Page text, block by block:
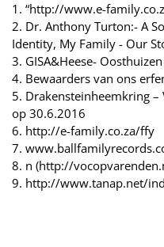
1. “http://www.e-
2. Dr. Anthony Turton:- A
Identity, My Family - Our
3. GISA&Heese-
4. Bewaarders van ons
5. Drakensteinheemkring –
op 30.6.2016
6. http://e-family.co.za/ffy
7.
8. n (http://
9. http://www.tanap.net/